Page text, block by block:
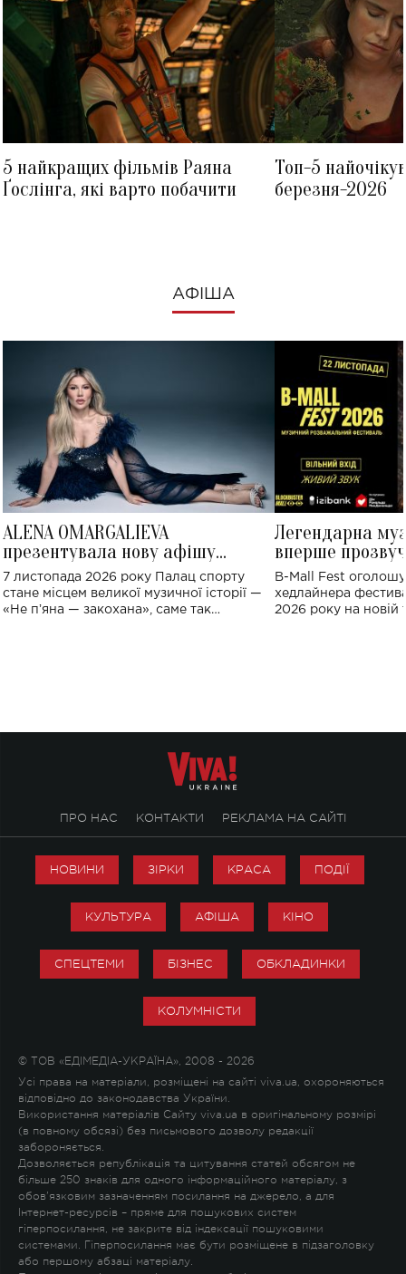
5 найкращих фільмів Раяна
Ґослінга, які варто побачити
Топ-5
березня-2026
АФІША
ALENA OMARGALIEVA
презентувала нову афішу
великого концерту в Палаці
спорту
7 листопада 2026 року Палац спорту
стане місцем великої музичної історії —
«Не пʼяна — закохана», саме так
Легендарна
вперше
Україні: де
B-Mall Fest
хедлайнера
2026 року на новій
ПРО НАС КОНТАКТИ РЕКЛАМА НА САЙТІ
НОВИНИ ЗІРКИ КРАСА ПОДІЇ
КУЛЬТУРА АФІША КІНО
СПЕЦТЕМИ БІЗНЕС ОБКЛАДИНКИ
КОЛУМНІСТИ
© ТОВ «ЕДІМЕДІА-УКРАЇНА», 2008 - 2026
Усі права на матеріали, розміщені на сайті viva.ua, охороняються
відповідно до законодавства України.
Використання матеріалів Сайту viva.ua в оригінальному розмірі
(в повному обсязі) без письмового дозволу редакції
забороняється.
Дозволяється републікація та цитування статей обсягом не
більше 250 знаків для одного інформаційного матеріалу, з
обов'язковим зазначенням посилання на джерело, а для
Інтернет-ресурсів – пряме для пошукових систем
гіперпосилання, не закрите від індексації пошуковими
системами. Гіперпосилання має бути розміщене в підзаголовку
або першому абзаці матеріалу.